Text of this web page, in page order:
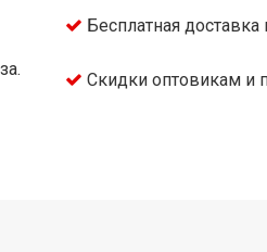
Бесплатная
Скидки оптовикам и